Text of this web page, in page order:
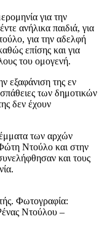
για την
ανήλικα παιδιά, για
για την αδελφή
επίσης και για
του ομογενή.
εξαφάνιση της εν
των δημοτικών
δεν έχουν
των αρχών
Ντούλο και στην
και τους
Φωτογραφία:
Ντούλου –